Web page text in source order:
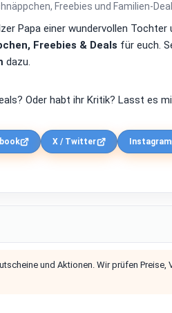
Freebies und Familien-
Papa einer wundervollen
Freebies & Deals für euch.
dazu.
Oder habt ihr Kritik? Lasst es
X / Twitter Instagram
und Aktionen. Wir prüfen